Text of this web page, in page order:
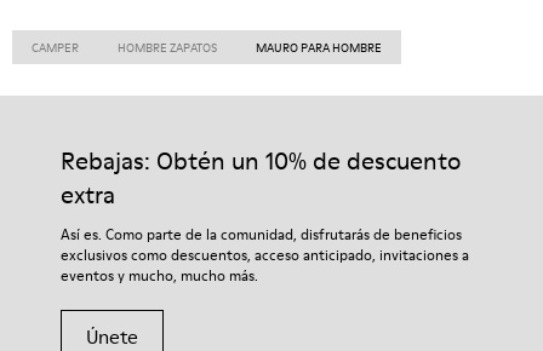
CAMPER HOMBRE ZAPATOS MAURO PARA HOMBRE
Rebajas: Obtén un 10% de descuento
extra
Así es. Como parte de la comunidad, disfrutarás de beneficios
exclusivos como descuentos, acceso anticipado, invitaciones a
eventos y mucho, mucho más.
Únete